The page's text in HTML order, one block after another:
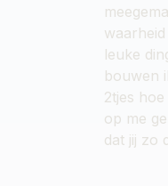
leuke
bouwen
2tjes
op me
dat jij zo